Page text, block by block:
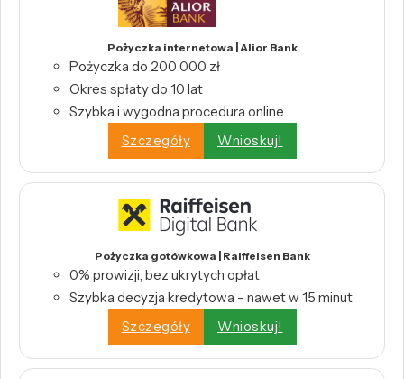
Pożyczka internetowa | Alior Bank
Pożyczka do 200 000 zł
Okres spłaty do 10 lat
Szybka i wygodna procedura online
Szczegóły
Wnioskuj!
Pożyczka gotówkowa | Raiffeisen Bank
0% prowizji, bez ukrytych opłat
Szybka decyzja kredytowa – nawet w 15 minut
Szczegóły
Wnioskuj!